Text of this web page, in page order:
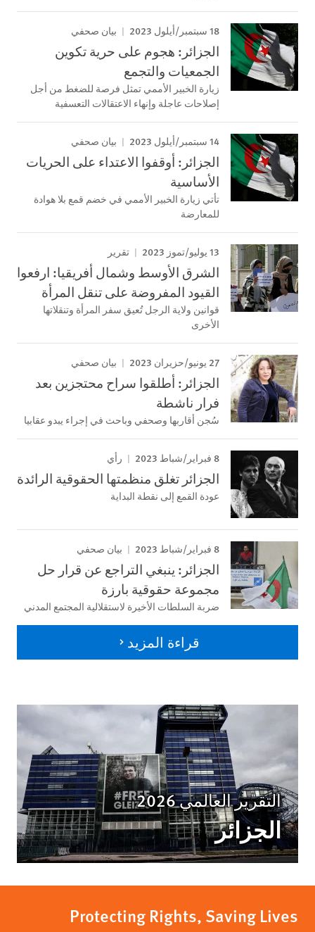
18 سبتمبر/أيلول 2023 بيان صحفي
الجزائر: هجوم على حرية تكوين
الجمعيات والتجمع
زيارة الخبير الأممي تمثل فرصة للضغط من أجل
إصلاحات عاجلة وإنهاء الاعتقالات التعسفية
14 سبتمبر/أيلول 2023 بيان صحفي
الجزائر: أوقفوا الاعتداء على الحريات
الأساسية
تأتي زيارة الخبير الأممي في خضم قمع بلا هوادة
للمعارضة
13 يوليو/تموز 2023 تقرير
الشرق الأوسط وشمال أفريقيا: ارفعوا
القيود المفروضة على تنقل المرأة
قوانين ولاية الرجل تُعيق سفر المرأة وتنقلاتها
الأخرى
27 يونيو/حزيران 2023 بيان صحفي
الجزائر: أطلقوا سراح محتجزين بعد
فرار ناشطة
سُجن أقاربها وصحفي وباحث في إجراء يبدو عقابيا
8 فبراير/شباط 2023 رأي
الجزائر تغلق منظمتها الحقوقية الرائدة
عودة القمع إلى نقطة البداية
8 فبراير/شباط 2023 بيان صحفي
الجزائر: ينبغي التراجع عن قرار حل
مجموعة حقوقية بارزة
ضربة السلطات الأخيرة لاستقلالية المجتمع المدني
قراءة المزيد
التقرير العالمي 2026
الجزائر
Protecting Rights, Saving Lives